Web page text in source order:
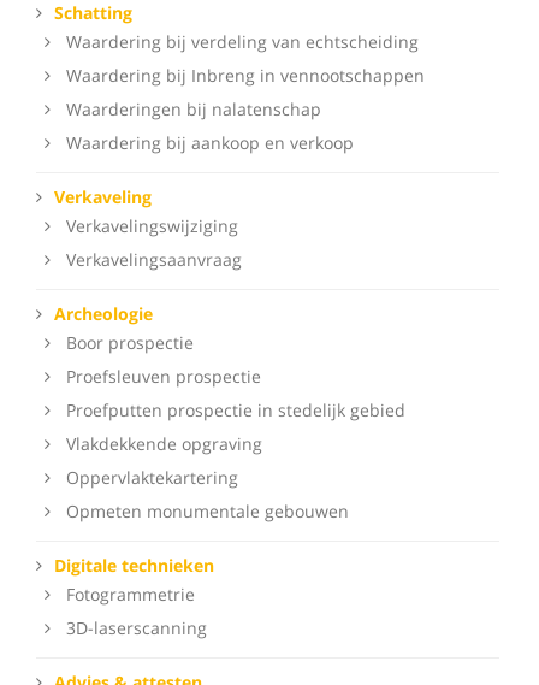
Schatting
Waardering bij verdeling van echtscheiding
Waardering bij Inbreng in vennootschappen
Waarderingen bij nalatenschap
Waardering bij aankoop en verkoop
Verkaveling
Verkavelingswijziging
Verkavelingsaanvraag
Archeologie
Boor prospectie
Proefsleuven prospectie
Proefputten prospectie in stedelijk gebied
Vlakdekkende opgraving
Oppervlaktekartering
Opmeten monumentale gebouwen
Digitale technieken
Fotogrammetrie
3D-laserscanning